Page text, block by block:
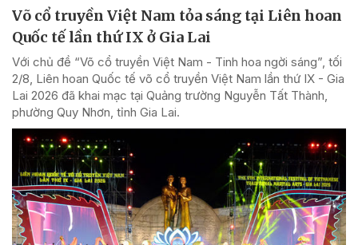
Võ cổ truyền Việt Nam tỏa sáng tại Liên hoan
Quốc tế lần thứ IX ở Gia Lai
Với chủ đề “Võ cổ truyền Việt Nam - Tinh hoa ngời sáng”, tối
2/8, Liên hoan Quốc tế võ cổ truyền Việt Nam lần thứ IX - Gia
Lai 2026 đã khai mạc tại Quảng trường Nguyễn Tất Thành,
phường Quy Nhơn, tỉnh Gia Lai.